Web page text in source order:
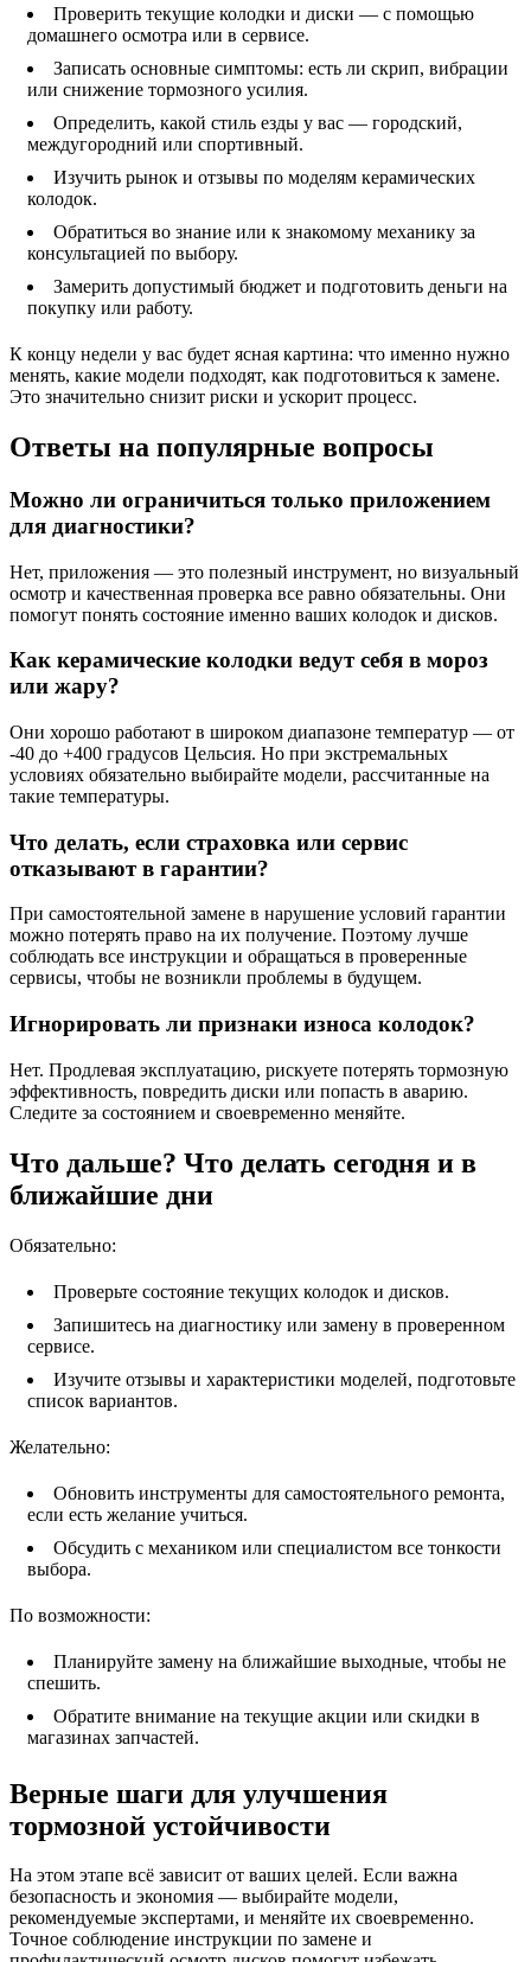
Проверить текущие колодки и диски — с помощью
домашнего осмотра или в сервисе.
Записать основные симптомы: есть ли скрип, вибрации
или снижение тормозного усилия.
Определить, какой стиль езды у вас — городский,
междугородний или спортивный.
Изучить рынок и отзывы по моделям керамических
колодок.
Обратиться во знание или к знакомому механику за
консультацией по выбору.
Замерить допустимый бюджет и подготовить деньги на
покупку или работу.
К концу недели у вас будет ясная картина: что именно нужно
менять, какие модели подходят, как подготовиться к замене.
Это значительно снизит риски и ускорит процесс.
Ответы на популярные вопросы
Можно ли ограничиться только приложением
для диагностики?
Нет, приложения — это полезный инструмент, но визуальный
осмотр и качественная проверка все равно обязательны. Они
помогут понять состояние именно ваших колодок и дисков.
Как керамические колодки ведут себя в мороз
или жару?
Они хорошо работают в широком диапазоне температур — от
-40 до +400 градусов Цельсия. Но при экстремальных
условиях обязательно выбирайте модели, рассчитанные на
такие температуры.
Что делать, если страховка или сервис
отказывают в гарантии?
При самостоятельной замене в нарушение условий гарантии
можно потерять право на их получение. Поэтому лучше
соблюдать все инструкции и обращаться в проверенные
сервисы, чтобы не возникли проблемы в будущем.
Игнорировать ли признаки износа колодок?
Нет. Продлевая эксплуатацию, рискуете потерять тормозную
эффективность, повредить диски или попасть в аварию.
Следите за состоянием и своевременно меняйте.
Что дальше? Что делать сегодня и в
ближайшие дни
Обязательно:
Проверьте состояние текущих колодок и дисков.
Запишитесь на диагностику или замену в проверенном
сервисе.
Изучите отзывы и характеристики моделей, подготовьте
список вариантов.
Желательно:
Обновить инструменты для самостоятельного ремонта,
если есть желание учиться.
Обсудить с механиком или специалистом все тонкости
выбора.
По возможности:
Планируйте замену на ближайшие выходные, чтобы не
спешить.
Обратите внимание на текущие акции или скидки в
магазинах запчастей.
Верные шаги для улучшения
тормозной устойчивости
На этом этапе всё зависит от ваших целей. Если важна
безопасность и экономия — выбирайте модели,
рекомендуемые экспертами, и меняйте их своевременно.
Точное соблюдение инструкции по замене и